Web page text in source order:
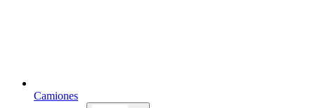
Camiones